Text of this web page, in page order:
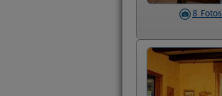
8 Fotos